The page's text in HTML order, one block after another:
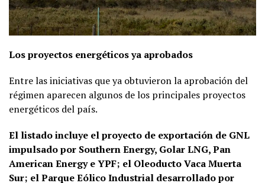
Los proyectos energéticos ya aprobados
Entre las iniciativas que ya obtuvieron la aprobación del
régimen aparecen algunos de los principales proyectos
energéticos del país.
El listado incluye el proyecto de exportación de GNL
impulsado por Southern Energy, Golar LNG, Pan
American Energy e YPF; el Oleoducto Vaca Muerta
Sur; el Parque Eólico Industrial desarrollado por